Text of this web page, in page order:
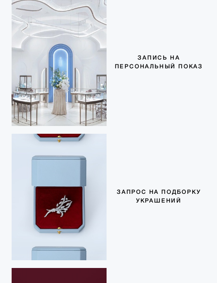
ЗАПИСЬ НА
ПЕРСОНАЛЬНЫЙ ПОКАЗ
ЗАПРОС НА ПОДБОРКУ
УКРАШЕНИЙ